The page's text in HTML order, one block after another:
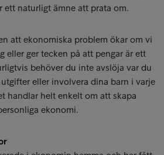
ett naturligt ämne att prata om.
att ekonomiska problem ökar om vi
eller ger tecken på att pengar är ett
behöver du inte avslöja var du
eller involvera dina barn i varje
handlar helt enkelt om att skapa
ekonomi.